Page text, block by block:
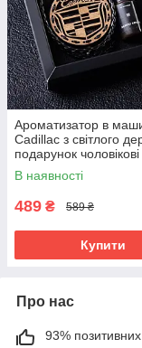
Ароматизатор в
Cadillac з світлого
подарунок чоловікові
В наявності
489 ₴ 589 ₴
Купити
Про нас
93% позитивних